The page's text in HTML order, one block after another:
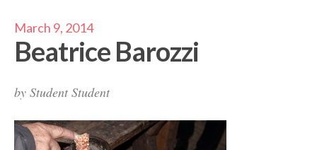
March 9, 2014
Beatrice Barozzi
by Student Student